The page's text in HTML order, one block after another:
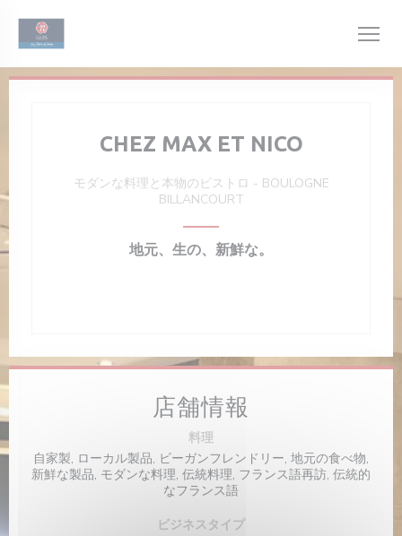
CHEZ MAX ET NICO
モダンな料理と本物のビストロ - BOULOGNE
BILLANCOURT
地元、生の、新鮮な。
店舗情報
料理
自家製, ローカル製品, ビーガンフレンドリー, 地元の食べ物,
新鮮な製品, モダンな料理, 伝統料理, フランス語再訪, 伝統的
なフランス語
ビジネスタイプ